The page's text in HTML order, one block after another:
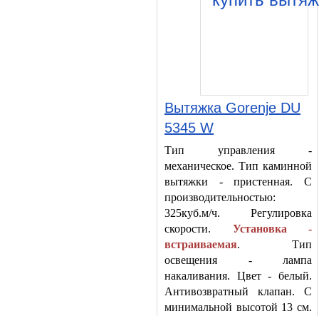
Вытяжка Gorenje DU
5345 W
Тип управления -
механическое. Тип каминной
вытяжки - пристенная. С
производительностью:
325куб.м/ч. Регулировка
скорости. Установка -
встраиваемая. Тип
освещения - лампа
накаливания. Цвет - белый.
Антивозвратный клапан. С
минимальной высотой 13 см.